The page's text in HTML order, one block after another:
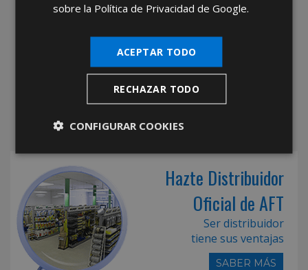
Hazte Distribuidor
Oficial de AFT
Ser distribuidor
tiene sus ventajas
SABER MÁS
sobre la Política de Privacidad de Google.
ACEPTAR TODO
RECHAZAR TODO
CONFIGURAR COOKIES